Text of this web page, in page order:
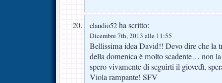
claudio52 ha scritto:
Dicembre 7th, 2013 alle 11:55
Bellissima idea David!! Devo dire che la
della domenica è molto scadente… non
spero vivamente di seguirti il giovedì,
Viola rampante! SFV